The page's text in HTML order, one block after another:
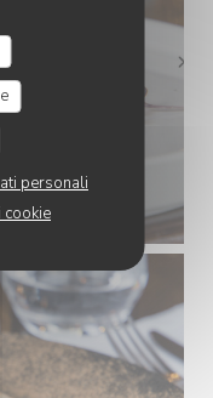
personali
cookie